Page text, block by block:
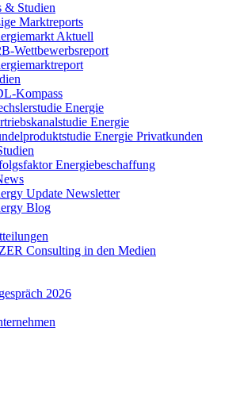
& Studien
Marktreports
Aktuell
Wettbewerbsreport
Kompass
Energie
Energie
Energie Privatkunden
Energiebeschaffung
Update Newsletter
Blog
Consulting in den Medien
2026